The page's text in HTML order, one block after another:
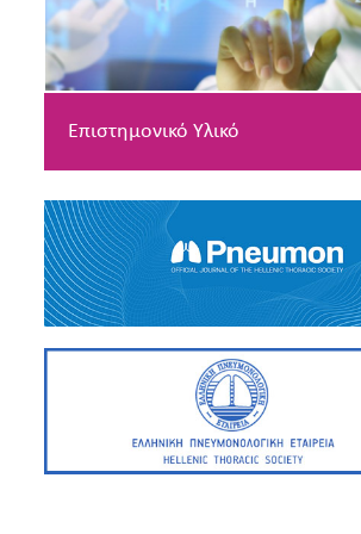
Επιστημονικό Υλικό